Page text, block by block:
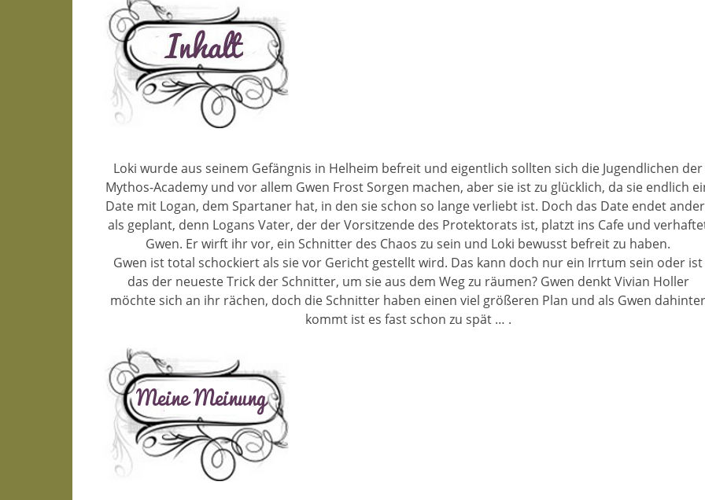
Loki wurde aus seinem Gefängnis in Helheim befreit und eigentlich sollten sich die Jugendlichen der
Mythos-Academy und vor allem Gwen Frost Sorgen machen, aber sie ist zu glücklich, da sie endlich
Date mit Logan, dem Spartaner hat, in den sie schon so lange verliebt ist. Doch das Date endet
als geplant, denn Logans Vater, der der Vorsitzende des Protektorats ist, platzt ins Cafe und
Gwen. Er wirft ihr vor, ein Schnitter des Chaos zu sein und Loki bewusst befreit zu haben.
Gwen ist total schockiert als sie vor Gericht gestellt wird. Das kann doch nur ein Irrtum sein oder ist
das der neueste Trick der Schnitter, um sie aus dem Weg zu räumen? Gwen denkt Vivian Holler
möchte sich an ihr rächen, doch die Schnitter haben einen viel größeren Plan und als Gwen dahinter
kommt ist es fast schon zu spät … .